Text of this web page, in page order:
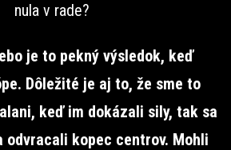
nula v rade?
je to pekný výsledok, keď
Dôležité je aj to, že sme to
keď im dokázali sily, tak sa
kopec centrov. Mohli